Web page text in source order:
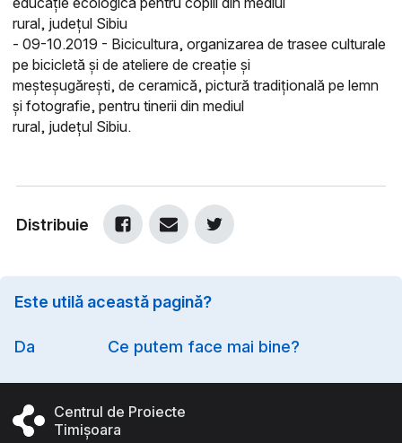
rural, județul Sibiu
- 09-10.2019 - Bicicultura, organizarea de trasee culturale
pe bicicletă și de ateliere de creație și
meșteșugărești, de ceramică, pictură tradițională pe lemn
și fotografie, pentru tinerii din mediul
rural, județul Sibiu.
Distribuie
Este utilă această pagină?
Da Ce putem face mai bine?
Centrul de Proiecte
Timișoara